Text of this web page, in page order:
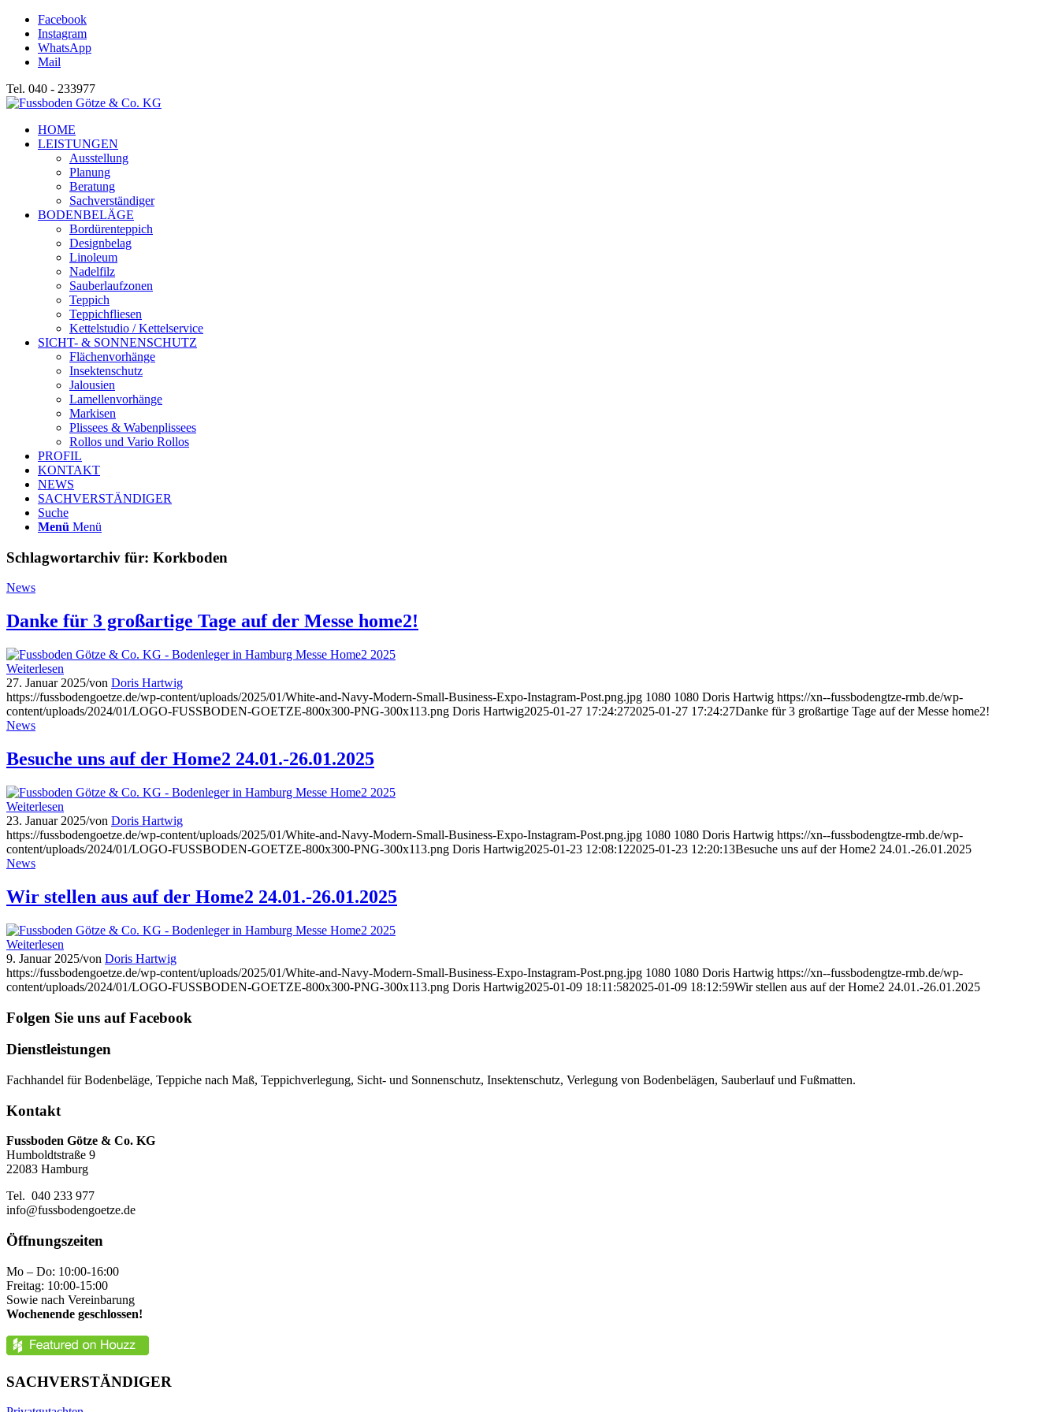
Facebook
Instagram
WhatsApp
Mail
Tel. 040 - 233977
HOME
LEISTUNGEN
Ausstellung
Planung
Beratung
Sachverständiger
BODENBELÄGE
Bordürenteppich
Designbelag
Linoleum
Nadelfilz
Sauberlaufzonen
Teppich
Teppichfliesen
Kettelstudio / Kettelservice
SICHT- & SONNENSCHUTZ
Flächenvorhänge
Insektenschutz
Jalousien
Lamellenvorhänge
Markisen
Plissees & Wabenplissees
Rollos und Vario Rollos
PROFIL
KONTAKT
NEWS
SACHVERSTÄNDIGER
Suche
Menü Menü
Schlagwortarchiv für: Korkboden
News
Danke für 3 großartige Tage auf der Messe home2!
Weiterlesen
27. Januar 2025/von Doris Hartwig
https://fussbodengoetze.de/wp-content/uploads/2025/01/White-and-Navy-Modern-Small-Business-Expo-Instagram-Post.png.jpg 1080 1080 Doris Hartwig https://xn--fussbodengtze-rmb.de/wp-
content/uploads/2024/01/LOGO-FUSSBODEN-GOETZE-800x300-PNG-300x113.png Doris Hartwig2025-01-27 17:24:272025-01-27 17:24:27Danke für 3 großartige Tage auf der Messe home2!
News
Besuche uns auf der Home2 24.01.-26.01.2025
Weiterlesen
23. Januar 2025/von Doris Hartwig
https://fussbodengoetze.de/wp-content/uploads/2025/01/White-and-Navy-Modern-Small-Business-Expo-Instagram-Post.png.jpg 1080 1080 Doris Hartwig https://xn--fussbodengtze-rmb.de/wp-
content/uploads/2024/01/LOGO-FUSSBODEN-GOETZE-800x300-PNG-300x113.png Doris Hartwig2025-01-23 12:08:122025-01-23 12:20:13Besuche uns auf der Home2 24.01.-26.01.2025
News
Wir stellen aus auf der Home2 24.01.-26.01.2025
Weiterlesen
9. Januar 2025/von Doris Hartwig
https://fussbodengoetze.de/wp-content/uploads/2025/01/White-and-Navy-Modern-Small-Business-Expo-Instagram-Post.png.jpg 1080 1080 Doris Hartwig https://xn--fussbodengtze-rmb.de/wp-
content/uploads/2024/01/LOGO-FUSSBODEN-GOETZE-800x300-PNG-300x113.png Doris Hartwig2025-01-09 18:11:582025-01-09 18:12:59Wir stellen aus auf der Home2 24.01.-26.01.2025
Folgen Sie uns auf Facebook
Dienstleistungen
Fachhandel für Bodenbeläge, Teppiche nach Maß, Teppichverlegung, Sicht- und Sonnenschutz, Insektenschutz, Verlegung von Bodenbelägen, Sauberlauf und Fußmatten.
Kontakt
Fussboden Götze & Co. KG
Humboldtstraße 9
22083 Hamburg
Tel. 040 233 977
info@fussbodengoetze.de
Öffnungszeiten
Mo – Do: 10:00-16:00
Freitag: 10:00-15:00
Sowie nach Vereinbarung
Wochenende geschlossen!
SACHVERSTÄNDIGER